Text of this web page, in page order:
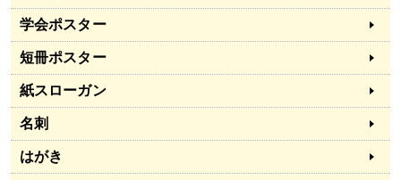
学会ポスター
短冊ポスター
紙スローガン
名刺
はがき